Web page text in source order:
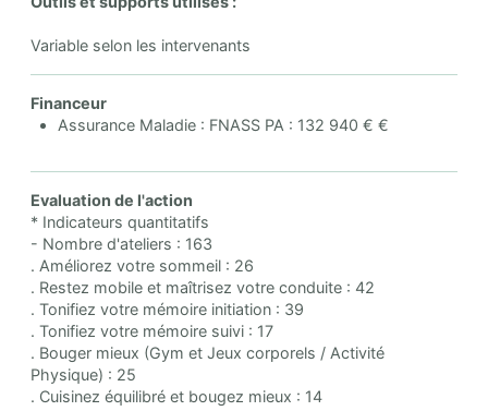
Variable selon les intervenants
Financeur
Assurance Maladie : FNASS PA : 132 940 € €
Evaluation de l'action
* Indicateurs quantitatifs
- Nombre d'ateliers : 163
. Améliorez votre sommeil : 26
. Restez mobile et maîtrisez votre conduite : 42
. Tonifiez votre mémoire initiation : 39
. Tonifiez votre mémoire suivi : 17
. Bouger mieux (Gym et Jeux corporels / Activité
Physique) : 25
. Cuisinez équilibré et bougez mieux : 14